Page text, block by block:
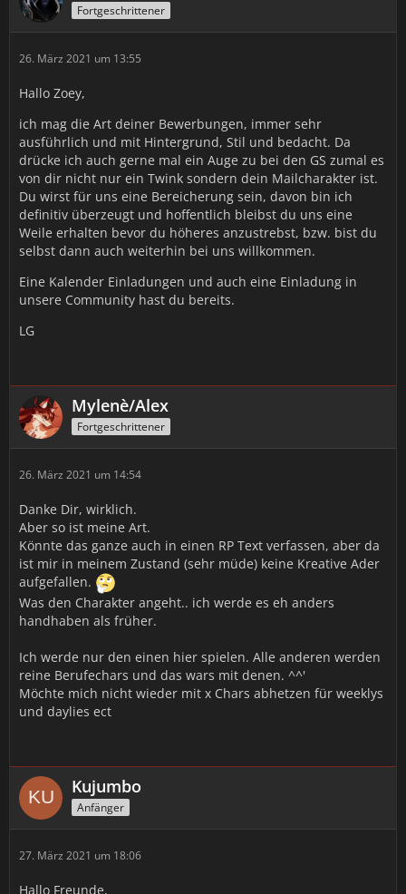
Fortgeschrittener
26. März 2021 um 13:55
Hallo Zoey,
ich mag die Art deiner Bewerbungen, immer sehr
ausführlich und mit Hintergrund, Stil und bedacht. Da
drücke ich auch gerne mal ein Auge zu bei den GS zumal es
von dir nicht nur ein Twink sondern dein Mailcharakter ist.
Du wirst für uns eine Bereicherung sein, davon bin ich
definitiv überzeugt und hoffentlich bleibst du uns eine
Weile erhalten bevor du höheres anzustrebst, bzw. bist du
selbst dann auch weiterhin bei uns willkommen.
Eine Kalender Einladungen und auch eine Einladung in
unsere Community hast du bereits.
LG
Mylenè/Alex
Fortgeschrittener
26. März 2021 um 14:54
Danke Dir, wirklich.
Aber so ist meine Art.
Könnte das ganze auch in einen RP Text verfassen, aber da
ist mir in meinem Zustand (sehr müde) keine Kreative Ader
aufgefallen.
Was den Charakter angeht.. ich werde es eh anders
handhaben als früher.
Ich werde nur den einen hier spielen. Alle anderen werden
reine Berufechars und das wars mit denen. ^^'
Möchte mich nicht wieder mit x Chars abhetzen für weeklys
und daylies ect
Kujumbo
Anfänger
27. März 2021 um 18:06
Hallo Freunde,